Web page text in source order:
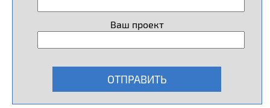
Ваш проект
ОТПРАВИТЬ